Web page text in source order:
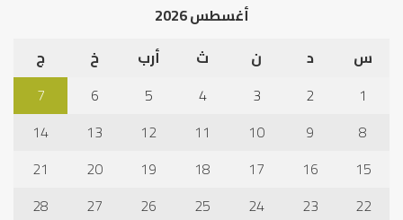
أغسطس 2026
س
د ن ث أرب خ
ج
1
2
3
4
5
6
7
8
9
10
11
12
13
14
15
16
17
18
19
20
21
22
23
24
25
26
27
28